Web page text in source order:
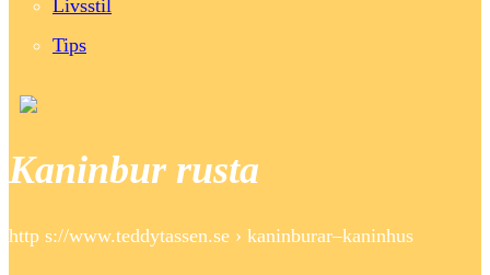
Livsstil
Tips
Kaninbur rusta
http s://www.teddytassen.se › kaninburar–kaninhus